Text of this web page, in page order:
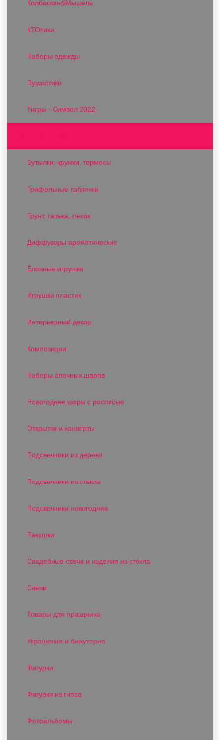
Колбаскин&Мышель
КТОтики
Наборы одежды
Пушистики
Тигры - Символ 2022
Бутылки, кружки, термосы
Грифельные таблички
Грунт, галька, песок
Диффузоры ароматические
Ёлочные игрушки
Игрушки пластик
Интерьерный декор
Композиции
Наборы ёлочных шаров
Новогодние шары с росписью
Открытки и конверты
Подсвечники из дерева
Подсвечники из стекла
Подсвечники новогодние
Ракушки
Свадебные свечи и изделия из стекла
Свечи
Товары для праздника
Украшения и бижутерия
Фигурки
Фигурки из гипса
Фотоальбомы